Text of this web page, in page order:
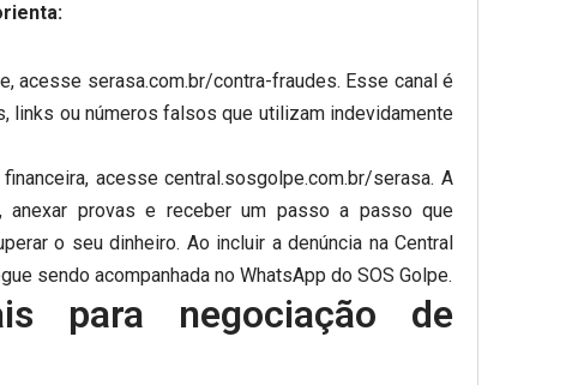
acesse serasa.com.br/contra-fraudes. Esse canal é
links ou números falsos que utilizam indevidamente
acesse central.sosgolpe.com.br/serasa. A
anexar provas e receber um passo a passo que
o seu dinheiro. Ao incluir a denúncia na Central
sendo acompanhada no WhatsApp do SOS Golpe.
para negociação de